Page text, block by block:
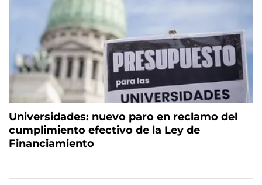
Universidades: nuevo paro en reclamo del
cumplimiento efectivo de la Ley de
Financiamiento